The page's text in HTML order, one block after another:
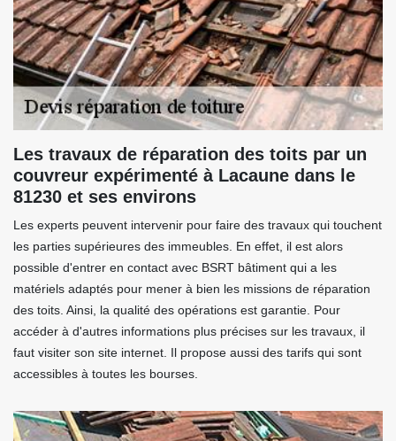
Les travaux de réparation des toits par un
couvreur expérimenté à Lacaune dans le
81230 et ses environs
Les experts peuvent intervenir pour faire des travaux qui touchent
les parties supérieures des immeubles. En effet, il est alors
possible d'entrer en contact avec BSRT bâtiment qui a les
matériels adaptés pour mener à bien les missions de réparation
des toits. Ainsi, la qualité des opérations est garantie. Pour
accéder à d'autres informations plus précises sur les travaux, il
faut visiter son site internet. Il propose aussi des tarifs qui sont
accessibles à toutes les bourses.